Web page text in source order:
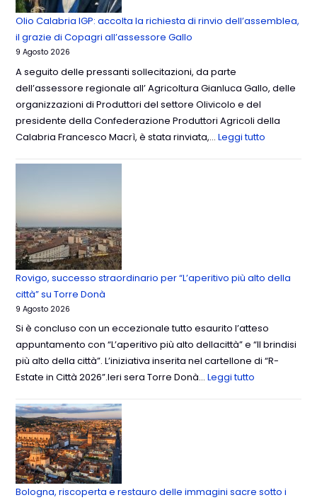
Olio Calabria IGP: accolta la richiesta di rinvio dell’assemblea,
il grazie di Copagri all’assessore Gallo
9 Agosto 2026
A seguito delle pressanti sollecitazioni, da parte
dell’assessore regionale all’ Agricoltura Gianluca Gallo, delle
organizzazioni di Produttori del settore Olivicolo e del
presidente della Confederazione Produttori Agricoli della
Calabria Francesco Macrì, è stata rinviata,…Leggi tutto
Rovigo, successo straordinario per “L’aperitivo più alto della
città” su Torre Donà
9 Agosto 2026
Si è concluso con un eccezionale tutto esaurito l’atteso
appuntamento con “L’aperitivo più alto dellacittà” e “Il brindisi
più alto della città”. L’iniziativa inserita nel cartellone di “R-
Estate in Città 2026”.Ieri sera Torre Donà…Leggi tutto
Bologna, riscoperta e restauro delle immagini sacre sotto i